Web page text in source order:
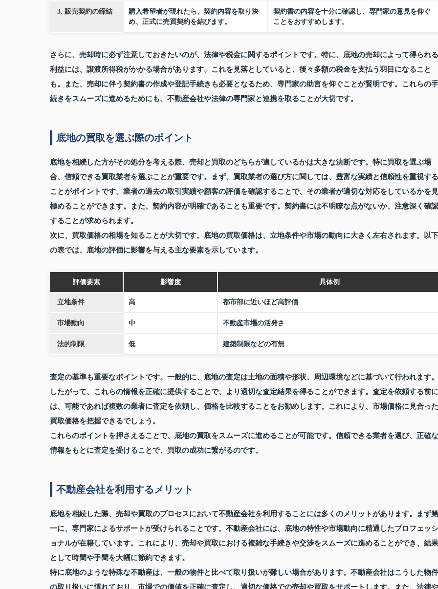
3. 販売契約の締結
購入希望者が現れたら、契約内容を取り決
め、正式に売買契約を結びます。
契約書の内容を十分に確認し、専門家の意見を仰ぐ
ことをおすすめします。
さらに、売却時に必ず注意しておきたいのが、法律や税金に関するポイントです。特に、底地の売却によって得られる
利益には、譲渡所得税がかかる場合があります。これを見落としていると、後々多額の税金を支払う羽目になること
も。また、売却に伴う契約書の作成や登記手続きも必要となるため、専門家の助言を仰ぐことが賢明です。これらの手
続きをスムーズに進めるためにも、不動産会社や法律の専門家と連携を取ることが大切です。
底地の買取を選ぶ際のポイント
底地を相続した方がその処分を考える際、売却と買取のどちらが適しているかは大きな決断です。特に買取を選ぶ場
合、信頼できる買取業者を選ぶことが重要です。まず、買取業者の選び方に関しては、豊富な実績と信頼性を重視する
ことがポイントです。業者の過去の取引実績や顧客の評価を確認することで、その業者が適切な対応をしているかを見
極めることができます。また、契約内容が明確であることも重要です。契約書には不明瞭な点がないか、注意深く確認
することが求められます。
次に、買取価格の相場を知ることが大切です。底地の買取価格は、立地条件や市場の動向に大きく左右されます。以下
の表では、底地の評価に影響を与える主な要素を示しています。
評価要素 影響度 具体例
立地条件 高 都市部に近いほど高評価
市場動向 中 不動産市場の活発さ
法的制限 低 建築制限などの有無
査定の基準も重要なポイントです。一般的に、底地の査定は土地の面積や形状、周辺環境などに基づいて行われます。
したがって、これらの情報を正確に提供することで、より適切な査定結果を得ることができます。査定を依頼する前に
は、可能であれば複数の業者に査定を依頼し、価格を比較することをお勧めします。これにより、市場価格に見合った
買取価格を把握できるでしょう。
これらのポイントを押さえることで、底地の買取をスムーズに進めることが可能です。信頼できる業者を選び、正確な
情報をもとに査定を受けることで、買取の成功に繋がるのです。
不動産会社を利用するメリット
底地を相続した際、売却や買取のプロセスにおいて不動産会社を利用することには多くのメリットがあります。まず第
一に、専門家によるサポートが受けられることです。不動産会社には、底地の特性や市場動向に精通したプロフェッシ
ョナルが在籍しています。これにより、売却や買取における複雑な手続きや交渉をスムーズに進めることができ、結果
として時間や手間を大幅に節約できます。
特に底地のような特殊な不動産は、一般の物件と比べて取り扱いが難しい場合があります。不動産会社はこうした物件
の取り扱いに慣れており、市場での価値を正確に査定し、適切な価格での売却や買取をサポートします。また、法律や